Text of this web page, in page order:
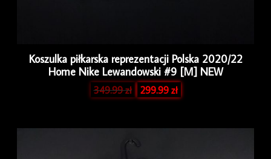
Koszulka piłkarska reprezentacji Polska 2020/22
Home Nike Lewandowski #9 [M] NEW
349.99zł 299.99zł